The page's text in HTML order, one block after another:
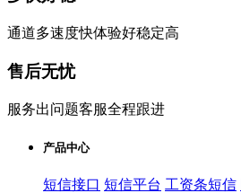
通道多速度快体验好稳定高
售后无忧
服务出问题客服全程跟进
产品中心
短信接口 短信平台 工资条短信